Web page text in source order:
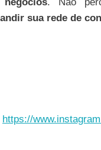
sua rede de
https://